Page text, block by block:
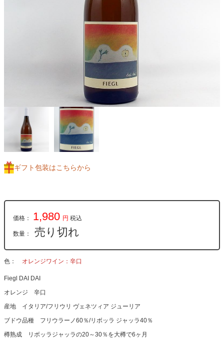
ギフト包装はこちらから
価格： 1,980 円 税込
数量： 売り切れ
色 オレンジワイン：辛口
Fiegl DAI DAI
オレンジ 辛口
産地 イタリア/フリウリ ヴェネツィア ジューリア
ブドウ品種 フリウラーノ60％/リボッラ ジャッラ40％
樽熟成 リボッラジャッラの20～30％を大樽で6ヶ月